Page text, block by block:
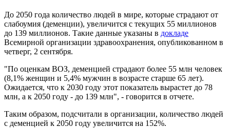
До 2050 года количество людей в мире, которые страдают от
слабоумия (деменции), увеличится с текущих 55 миллионов
до 139 миллионов. Такие данные указаны в докладе
Всемирной организации здравоохранения, опубликованном в
четверг, 2 сентября.
"По оценкам ВОЗ, деменцией страдают более 55 млн человек
(8,1% женщин и 5,4% мужчин в возрасте старше 65 лет).
Ожидается, что к 2030 году этот показатель вырастет до 78
млн, а к 2050 году - до 139 млн", - говорится в отчете.
Таким образом, подсчитали в организации, количество людей
с деменцией к 2050 году увеличится на 152%.